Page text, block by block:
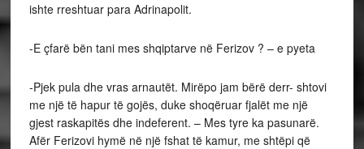
ishte rreshtuar para Adrinapolit.
-E çfarë bën tani mes shqiptarve në Ferizov ? – e pyeta
-Pjek pula dhe vras arnautët. Mirëpo jam bërë derr- shtovi
me një të hapur të gojës, duke shoqëruar fjalët me një
gjest raskapitës dhe indeferent. – Mes tyre ka pasunarë.
Afër Ferizovi hymë në një fshat të kamur, me shtëpi që